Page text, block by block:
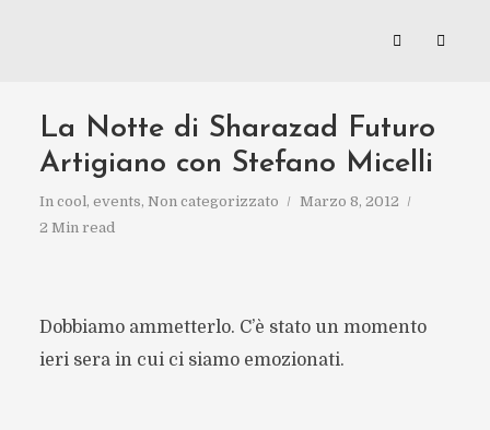
La Notte di Sharazad Futuro
Artigiano con Stefano Micelli
In cool, events, Non categorizzato
Marzo 8, 2012
2 Min read
Dobbiamo ammetterlo. C’è stato un momento
ieri sera in cui ci siamo emozionati.